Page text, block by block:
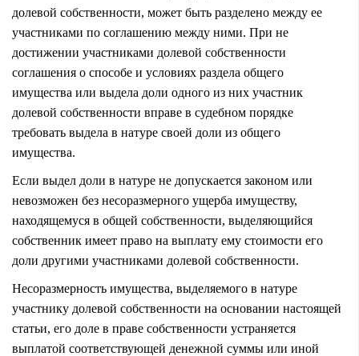
долевой собственности, может быть разделено между ее
участниками по соглашению между ними. При не
достижении участниками долевой собственности
соглашения о способе и условиях раздела общего
имущества или выдела доли одного из них участник
долевой собственности вправе в судебном порядке
требовать выдела в натуре своей доли из общего
имущества.
Если выдел доли в натуре не допускается законом или
невозможен без несоразмерного ущерба имуществу,
находящемуся в общей собственности, выделяющийся
собственник имеет право на выплату ему стоимости его
доли другими участниками долевой собственности.
Несоразмерность имущества, выделяемого в натуре
участнику долевой собственности на основании настоящей
статьи, его доле в праве собственности устраняется
выплатой соответствующей денежной суммы или иной